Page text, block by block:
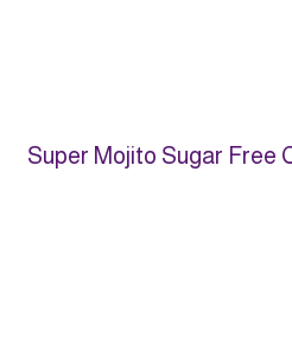
Super Mojito Sugar Free